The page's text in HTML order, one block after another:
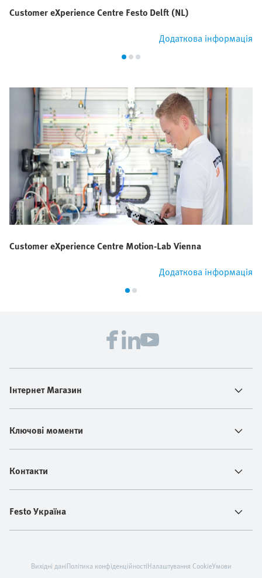
Customer eXperience Centre Festo Delft (NL)
Додаткова інформація
Customer eXperience Centre Motion-Lab Vienna
Додаткова інформація
Інтернет Магазин
Ключові моменти
Контакти
Festo Україна
Вихідні даніПолітика конфіденційностіНалаштування CookieУмови